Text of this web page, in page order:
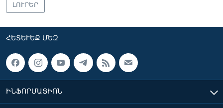
ԼՈՒՐԵՐ
ՀԵՏԵՒԵՔ ՄԵԶ
ԻՆՖՈՐՄԱՑԻՈՆ